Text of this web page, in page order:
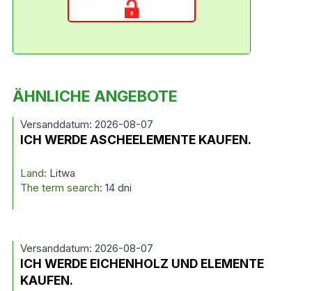
ÄHNLICHE ANGEBOTE
Versanddatum: 2026-08-07
ICH WERDE ASCHEELEMENTE KAUFEN.
Land: Litwa
The term search: 14 dni
Versanddatum: 2026-08-07
ICH WERDE EICHENHOLZ UND ELEMENTE
KAUFEN.